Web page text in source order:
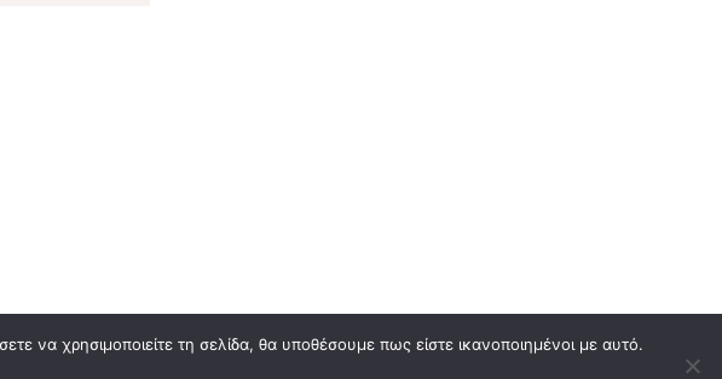
Πολιτική Cookies
να χρησιμοποιείτε τη σελίδα, θα υποθέσουμε πως είστε ικανοποιημένοι με αυτό.